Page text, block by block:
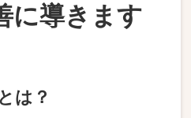
に導きます
は？